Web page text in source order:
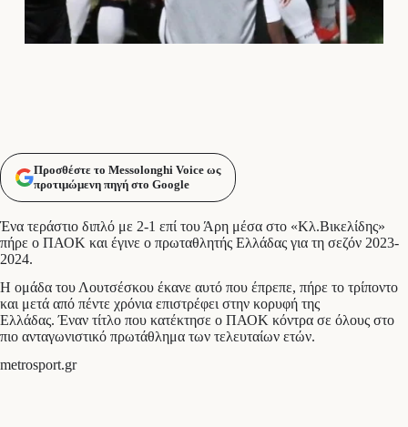
Προσθέστε το Messolonghi Voice ως
προτιμώμενη πηγή στο Google
Ένα τεράστιο διπλό με 2-1 επί του Άρη μέσα στο «Κλ.Βικελίδης»
πήρε ο ΠΑΟΚ και έγινε ο πρωταθλητής Ελλάδας για τη σεζόν 2023-
2024.
Η ομάδα του Λουτσέσκου έκανε αυτό που έπρεπε, πήρε το τρίποντο
και μετά από πέντε χρόνια επιστρέφει στην κορυφή της
Ελλάδας. Έναν τίτλο που κατέκτησε ο ΠΑΟΚ κόντρα σε όλους στο
πιο ανταγωνιστικό πρωτάθλημα των τελευταίων ετών.
metrosport.gr